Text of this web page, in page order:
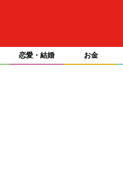
恋愛・結婚 お金